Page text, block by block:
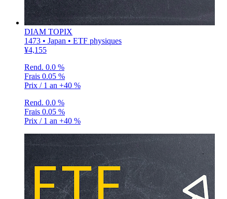
DIAM TOPIX
1473 • Japan • ETF physiques
¥4,155
Rend. 0.0 %
Frais 0.05 %
Prix / 1 an +40 %
Rend. 0.0 %
Frais 0.05 %
Prix / 1 an +40 %